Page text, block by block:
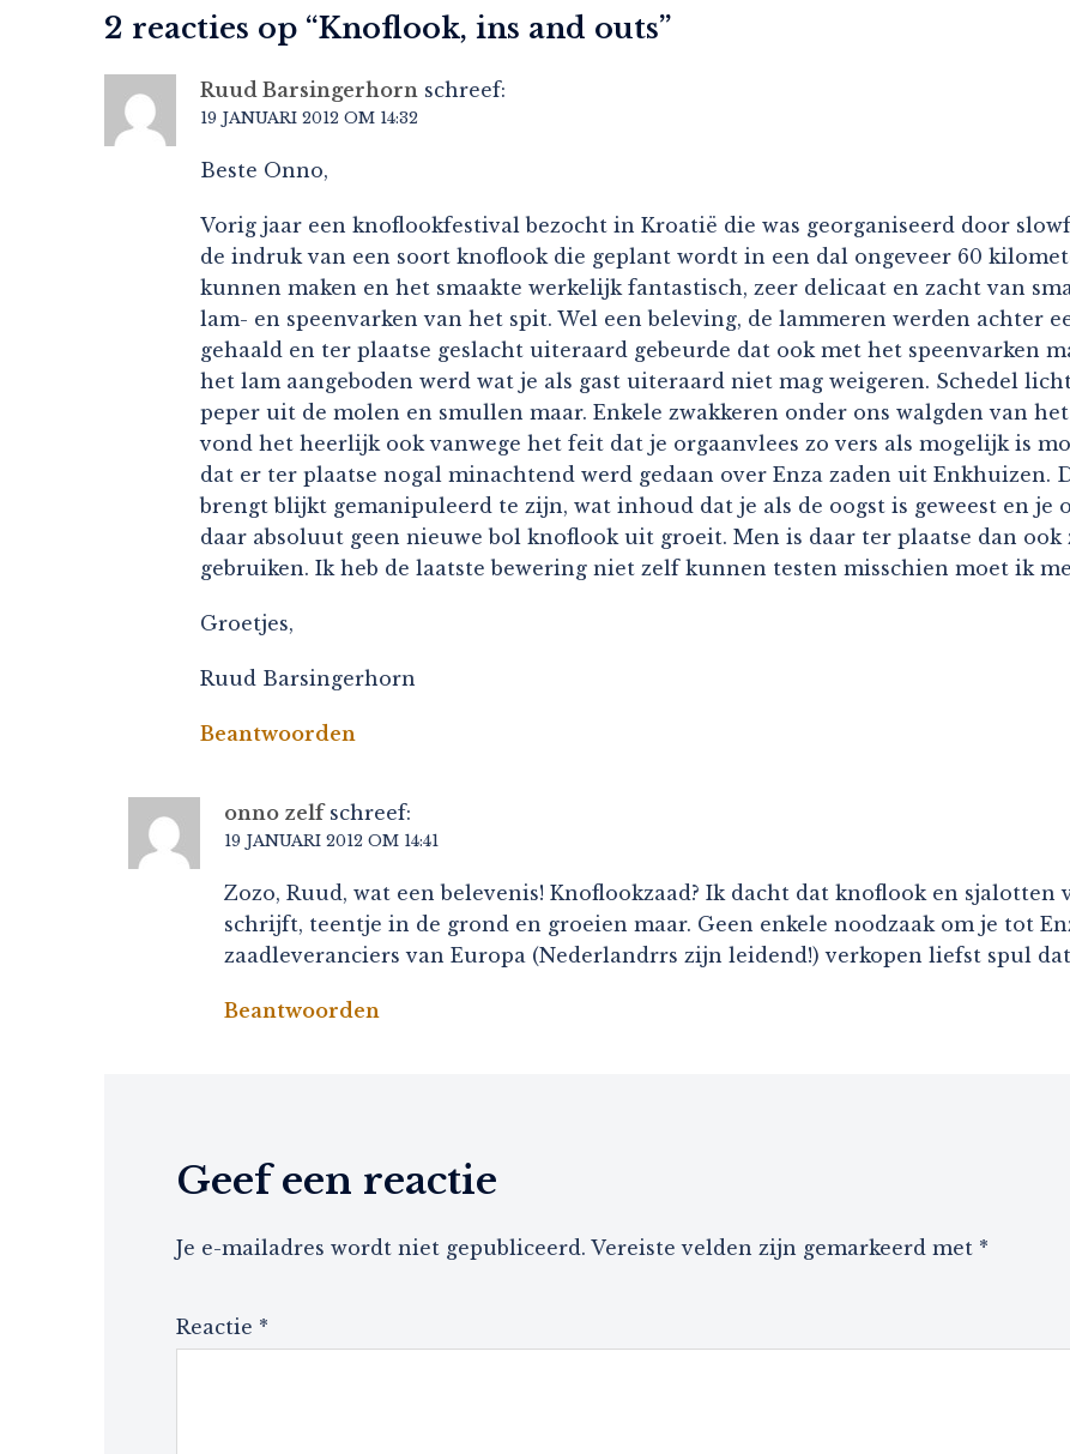
2 reacties op “Knoflook, ins and outs”
Ruud Barsingerhorn schreef:
19 JANUARI 2012 OM 14:32
Beste Onno,
Vorig jaar een knoflookfestival bezocht in Kroatië die was georganiseerd door
de indruk van een soort knoflook die geplant wordt in een dal ongeveer 60
kunnen maken en het smaakte werkelijk fantastisch, zeer delicaat en zacht van
lam- en speenvarken van het spit. Wel een beleving, de lammeren werden achter
gehaald en ter plaatse geslacht uiteraard gebeurde dat ook met het speenvarken
het lam aangeboden werd wat je als gast uiteraard niet mag weigeren. Schedel
peper uit de molen en smullen maar. Enkele zwakkeren onder ons walgden van
vond het heerlijk ook vanwege het feit dat je orgaanvlees zo vers als mogelijk is
dat er ter plaatse nogal minachtend werd gedaan over Enza zaden uit Enkhuizen.
brengt blijkt gemanipuleerd te zijn, wat inhoud dat je als de oogst is geweest en
daar absoluut geen nieuwe bol knoflook uit groeit. Men is daar ter plaatse dan
gebruiken. Ik heb de laatste bewering niet zelf kunnen testen misschien moet ik
Groetjes,
Ruud Barsingerhorn
Beantwoorden
onno zelf schreef:
19 JANUARI 2012 OM 14:41
Zozo, Ruud, wat een belevenis! Knoflookzaad? Ik dacht dat knoflook en
schrijft, teentje in de grond en groeien maar. Geen enkele noodzaak om je tot
zaadleveranciers van Europa (Nederlandrrs zijn leidend!) verkopen liefst spul
Beantwoorden
Geef een reactie
Je e-mailadres wordt niet gepubliceerd. Vereiste velden zijn gemarkeerd met *
Reactie *